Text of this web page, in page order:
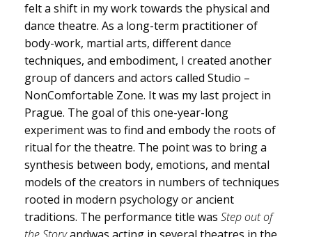
felt a shift in my work towards the physical and
dance theatre. As a long-term practitioner of
body-work, martial arts, different dance
techniques, and embodiment, I created another
group of dancers and actors called Studio –
NonComfortable Zone. It was my last project in
Prague. The goal of this one-year-long
experiment was to find and embody the roots of
ritual for the theatre. The point was to bring a
synthesis between body, emotions, and mental
models of the creators in numbers of techniques
rooted in modern psychology or ancient
traditions. The performance title was Step out of